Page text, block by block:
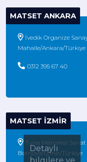
MATSET ANKARA
İvedik Organize
Mahalle/Ankara/Türkiye
0312 395 67 40
MATSET İZMIR
Tuna Mahallesi
Bornova/İzmir/Türkiye
Detaylı